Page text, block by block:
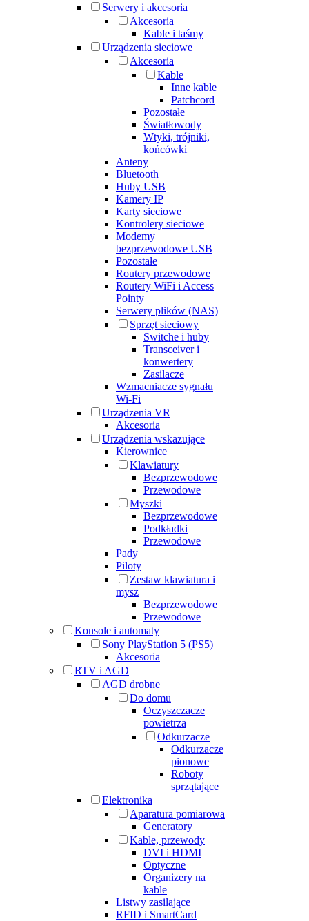
Serwery i akcesoria
Akcesoria
Kable i taśmy
Urządzenia sieciowe
Akcesoria
Kable
Inne kable
Patchcord
Pozostałe
Światłowody
Wtyki, trójniki,
końcówki
Anteny
Bluetooth
Huby USB
Kamery IP
Karty sieciowe
Kontrolery sieciowe
Modemy
bezprzewodowe USB
Pozostałe
Routery przewodowe
Routery WiFi i Access
Pointy
Serwery plików (NAS)
Sprzęt sieciowy
Switche i huby
Transceiver i
konwertery
Zasilacze
Wzmacniacze sygnału
Wi-Fi
Urządzenia VR
Akcesoria
Urządzenia wskazujące
Kierownice
Klawiatury
Bezprzewodowe
Przewodowe
Myszki
Bezprzewodowe
Podkładki
Przewodowe
Pady
Piloty
Zestaw klawiatura i
mysz
Bezprzewodowe
Przewodowe
Konsole i automaty
Sony PlayStation 5 (PS5)
Akcesoria
RTV i AGD
AGD drobne
Do domu
Oczyszczacze
powietrza
Odkurzacze
Odkurzacze
pionowe
Roboty
sprzątające
Elektronika
Aparatura pomiarowa
Generatory
Kable, przewody
DVI i HDMI
Optyczne
Organizery na
kable
Listwy zasilające
RFID i SmartCard